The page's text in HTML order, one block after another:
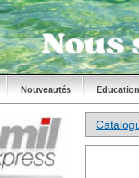
Nouveautés Education